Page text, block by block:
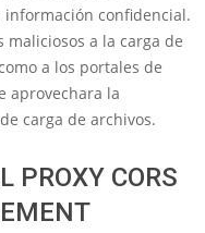
confidencial.
a la carga de
a los portales de
aprovechara la
carga de archivos.
PROXY CORS